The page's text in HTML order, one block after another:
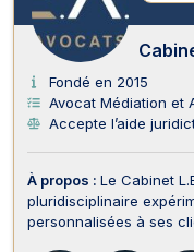
Fondé en 2015
Avocat Médiation et
Accepte l’aide
À propos : Le Cabinet
pluridisciplinaire
personnalisées à ses